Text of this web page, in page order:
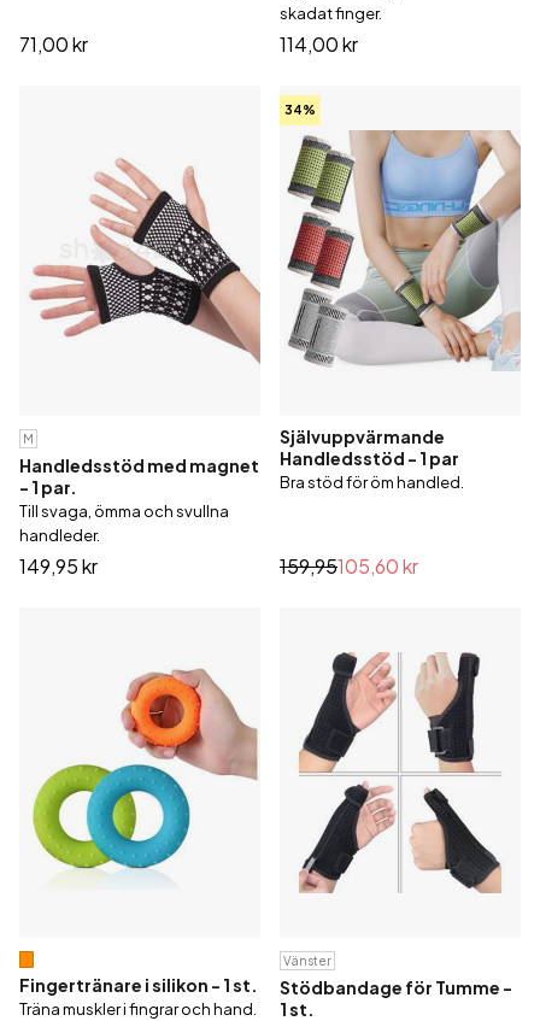
71,00 kr
skadat finger.
114,00 kr
M
Handledsstöd med magnet
- 1 par.
Till svaga, ömma och svullna
handleder.
149,95 kr
34%
Självuppvärmande
Handledsstöd - 1 par
Bra stöd för öm handled.
159,95105,60 kr
Fingertränare i silikon - 1 st.
Träna muskler i fingrar och hand.
Vänster
Stödbandage för Tumme -
1 st.